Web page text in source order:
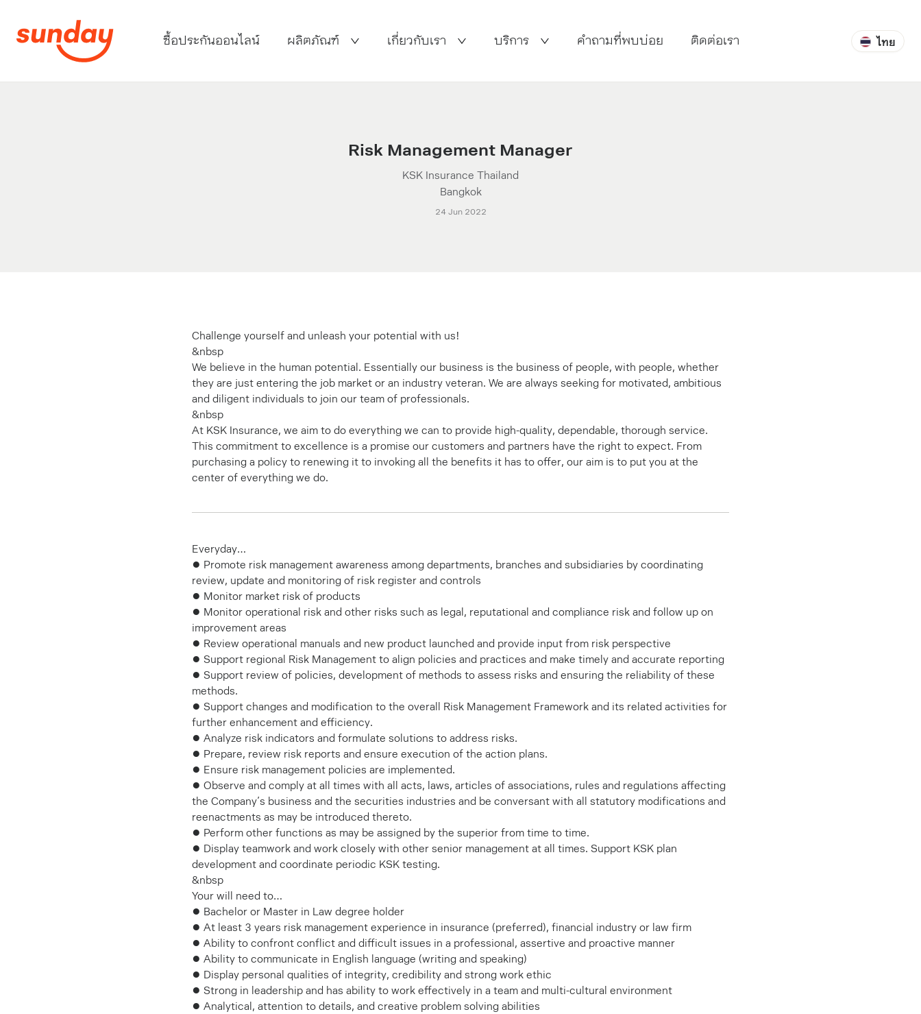
ซื้อประกันออนไลน์ ผลิตภัณฑ์ เกี่ยวกับเรา บริการ คำถามที่พบบ่อย ติดต่อเรา ไทย
Risk Management Manager
KSK Insurance Thailand
Bangkok
24 Jun 2022
Challenge yourself and unleash your potential with us!
&nbsp
We believe in the human potential. Essentially our business is the business of people, with people, whether
they are just entering the job market or an industry veteran. We are always seeking for motivated, ambitious
and diligent individuals to join our team of professionals.
&nbsp
At KSK Insurance, we aim to do everything we can to provide high-quality, dependable, thorough service.
This commitment to excellence is a promise our customers and partners have the right to expect. From
purchasing a policy to renewing it to invoking all the benefits it has to offer, our aim is to put you at the
center of everything we do.
Everyday…
● Promote risk management awareness among departments, branches and subsidiaries by coordinating
review, update and monitoring of risk register and controls
● Monitor market risk of products
● Monitor operational risk and other risks such as legal, reputational and compliance risk and follow up on
improvement areas
● Review operational manuals and new product launched and provide input from risk perspective
● Support regional Risk Management to align policies and practices and make timely and accurate reporting
● Support review of policies, development of methods to assess risks and ensuring the reliability of these
methods.
● Support changes and modification to the overall Risk Management Framework and its related activities for
further enhancement and efficiency.
● Analyze risk indicators and formulate solutions to address risks.
● Prepare, review risk reports and ensure execution of the action plans.
● Ensure risk management policies are implemented.
● Observe and comply at all times with all acts, laws, articles of associations, rules and regulations affecting
the Company’s business and the securities industries and be conversant with all statutory modifications and
reenactments as may be introduced thereto.
● Perform other functions as may be assigned by the superior from time to time.
● Display teamwork and work closely with other senior management at all times. Support KSK plan
development and coordinate periodic KSK testing.
&nbsp
Your will need to…
● Bachelor or Master in Law degree holder
● At least 3 years risk management experience in insurance (preferred), financial industry or law firm
● Ability to confront conflict and difficult issues in a professional, assertive and proactive manner
● Ability to communicate in English language (writing and speaking)
● Display personal qualities of integrity, credibility and strong work ethic
● Strong in leadership and has ability to work effectively in a team and multi-cultural environment
● Analytical, attention to details, and creative problem solving abilities